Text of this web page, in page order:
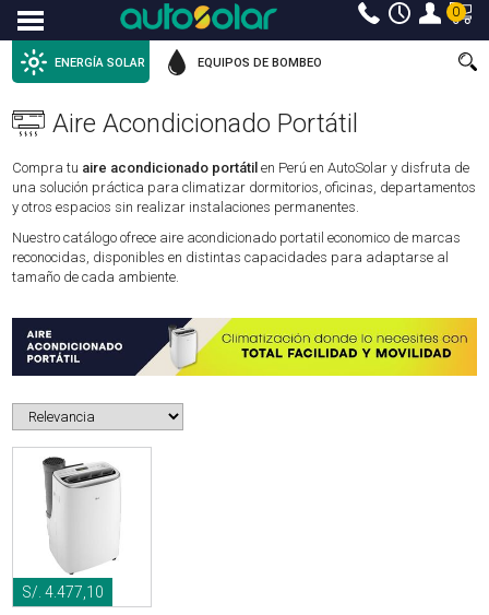
Menu 0
ENERGÍA SOLAR EQUIPOS DE BOMBEO
Aire Acondicionado Portátil
Compra tu aire acondicionado portátil en Perú en AutoSolar y disfruta de
una solución práctica para climatizar dormitorios, oficinas, departamentos
y otros espacios sin realizar instalaciones permanentes.
Nuestro catálogo ofrece aire acondicionado portatil economico de marcas
reconocidas, disponibles en distintas capacidades para adaptarse al
tamaño de cada ambiente.
S/. 4.477,10